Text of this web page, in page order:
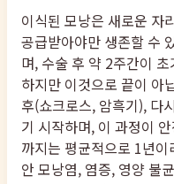
이식된 모낭은 새로운 자
공급받아야만 생존할 수
며, 수술 후 약 2주간이
하지만 이것으로 끝이 아
후(쇼크로스, 암흑기), 다
기 시작하며, 이 과정이
까지는 평균적으로 1년
안 모낭염, 염증, 영양 불